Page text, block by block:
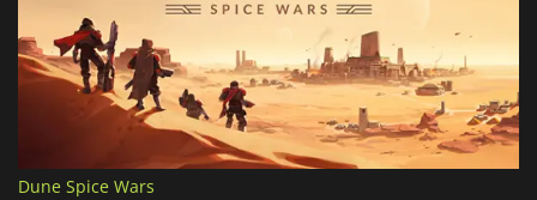
Dune Spice Wars